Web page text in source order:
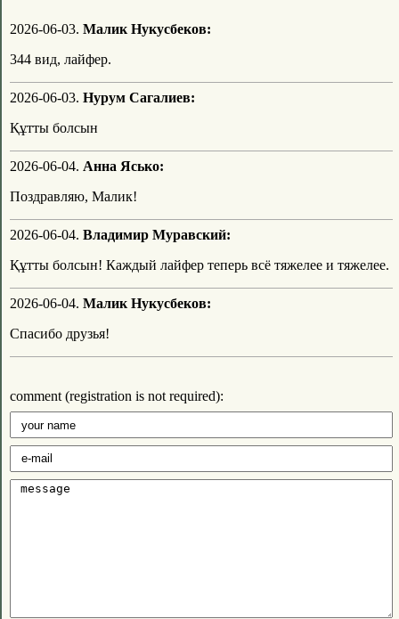
2026-06-03. Малик Нукусбеков:
344 вид, лайфер.
2026-06-03. Нурум Сагалиев:
Құтты болсын
2026-06-04. Анна Ясько:
Поздравляю, Малик!
2026-06-04. Владимир Муравский:
Құтты болсын! Каждый лайфер теперь всё тяжелее и тяжелее.
2026-06-04. Малик Нукусбеков:
Спасибо друзья!
comment (registration is not required):